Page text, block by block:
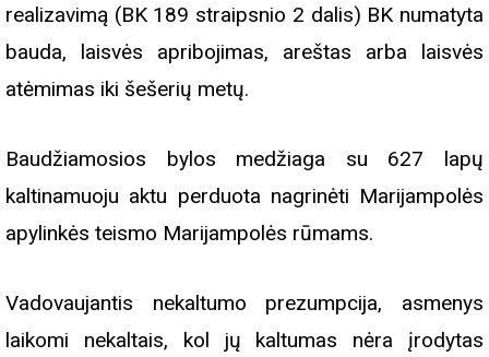
realizavimą (BK 189 straipsnio 2 dalis) BK numatyta
bauda, laisvės apribojimas, areštas arba laisvės
atėmimas iki šešerių metų.
Baudžiamosios bylos medžiaga su 627 lapų
kaltinamuoju aktu perduota nagrinėti Marijampolės
apylinkės teismo Marijampolės rūmams.
Vadovaujantis nekaltumo prezumpcija, asmenys
laikomi nekaltais, kol jų kaltumas nėra įrodytas